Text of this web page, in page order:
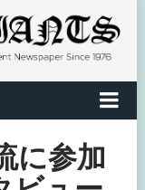
に参加